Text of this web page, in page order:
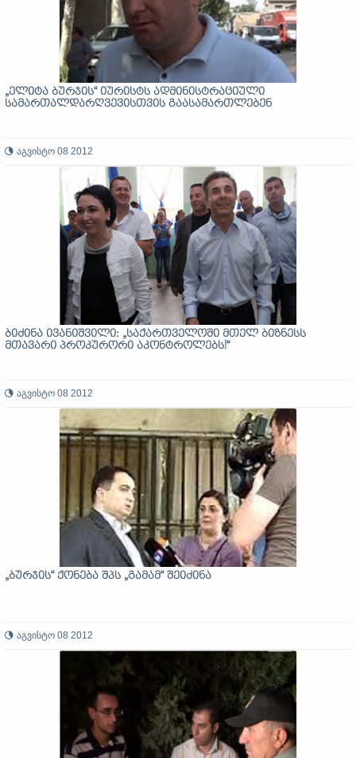
„ელიტა ბურჯის“ იურისტს ადმინისტრაციული
სამართალდარღვევისთვის გაასამართლებენ
აგვისტო 08 2012
ბიძინა ივანიშვილი: „საქართველოში მთელ ბიზნესს
მთავარი პროკურორი აკონტროლებს!“
აგვისტო 08 2012
„ბურჯის“ ქონება შპს „გამამ“ შეიძინა
აგვისტო 08 2012